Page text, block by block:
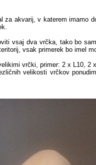
za akvarij, v katerem imamo
vsaj dva vrčka, tako bo
vsak primerek bo imel
vrčki, primer: 2 x L10, 2
velikosti vrčkov